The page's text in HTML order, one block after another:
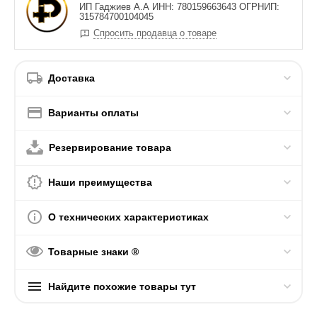
ИП Гаджиев А.А ИНН: 780159663643 ОГРНИП:
315784700104045
Спросить продавца о товаре
Доставка
Варианты оплаты
Резервирование товара
Наши преимущества
О технических характеристиках
Товарные знаки ®
Найдите похожие товары тут